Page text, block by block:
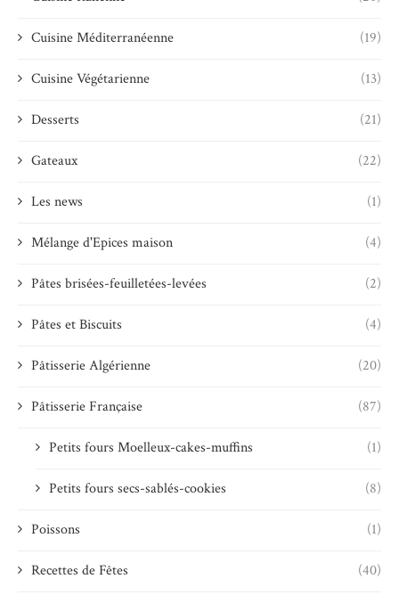
Cuisine Méditerranéenne (19)
Cuisine Végétarienne (13)
Desserts (21)
Gateaux (22)
Les news (1)
Mélange d'Epices maison (4)
Pâtes brisées-feuilletées-levées (2)
Pâtes et Biscuits (4)
Pâtisserie Algérienne (20)
Pâtisserie Française (87)
Petits fours Moelleux-cakes-muffins (1)
Petits fours secs-sablés-cookies (8)
Poissons (1)
Recettes de Fêtes (40)